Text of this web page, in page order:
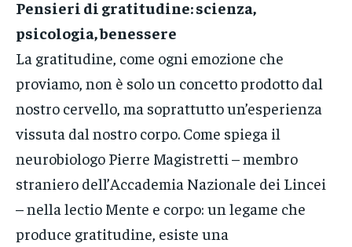
Pensieri di gratitudine: scienza,
psicologia, benessere
La gratitudine, come ogni emozione che
proviamo, non è solo un concetto prodotto dal
nostro cervello, ma soprattutto un’esperienza
vissuta dal nostro corpo. Come spiega il
neurobiologo Pierre Magistretti – membro
straniero dell’Accademia Nazionale dei Lincei
– nella lectio Mente e corpo: un legame che
produce gratitudine, esiste una